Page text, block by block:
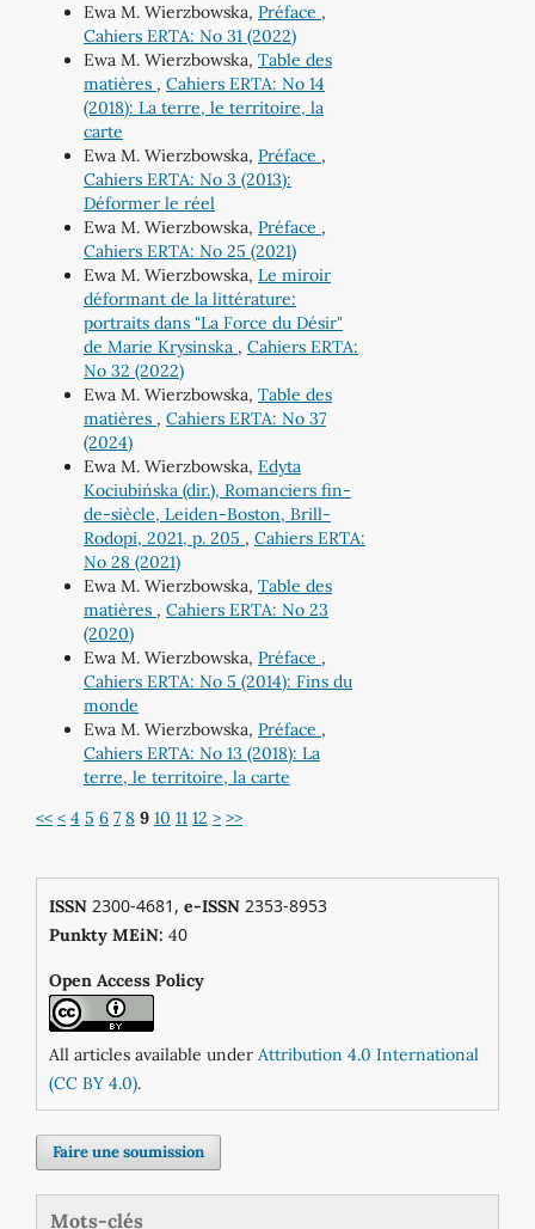
Ewa M. Wierzbowska, Préface ,
Cahiers ERTA: No 31 (2022)
Ewa M. Wierzbowska, Table des
matières , Cahiers ERTA: No 14
(2018): La terre, le territoire, la
carte
Ewa M. Wierzbowska, Préface ,
Cahiers ERTA: No 3 (2013):
Déformer le réel
Ewa M. Wierzbowska, Préface ,
Cahiers ERTA: No 25 (2021)
Ewa M. Wierzbowska, Le miroir
déformant de la littérature:
portraits dans "La Force du Désir"
de Marie Krysinska , Cahiers ERTA:
No 32 (2022)
Ewa M. Wierzbowska, Table des
matières , Cahiers ERTA: No 37
(2024)
Ewa M. Wierzbowska, Edyta
Kociubińska (dir.), Romanciers fin-
de-siècle, Leiden-Boston, Brill-
Rodopi, 2021, p. 205 , Cahiers ERTA:
No 28 (2021)
Ewa M. Wierzbowska, Table des
matières , Cahiers ERTA: No 23
(2020)
Ewa M. Wierzbowska, Préface ,
Cahiers ERTA: No 5 (2014): Fins du
monde
Ewa M. Wierzbowska, Préface ,
Cahiers ERTA: No 13 (2018): La
terre, le territoire, la carte
<< < 4 5 6 7 8 9 10 11 12 > >>
ISSN2300-4681, e-ISSN2353-8953
Punkty MEiN: 40
Open Access Policy
All articles available under Attribution 4.0 International
(CC BY 4.0).
Faire une soumission
Mots-clés